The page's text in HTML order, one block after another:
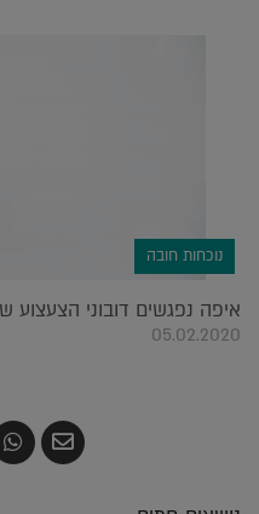
נוכחות חובה
איפה נפגשים דובוני הצעצוע
05.02.2020
שלח
בדואר